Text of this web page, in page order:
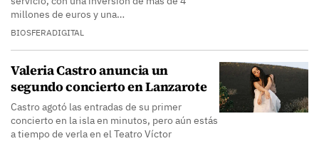
millones de euros y una…
BIOSFERADIGITAL
Valeria Castro anuncia un
segundo concierto en Lanzarote
Castro agotó las entradas de su primer
concierto en la isla en minutos, pero aún estás
a tiempo de verla en el Teatro Víctor